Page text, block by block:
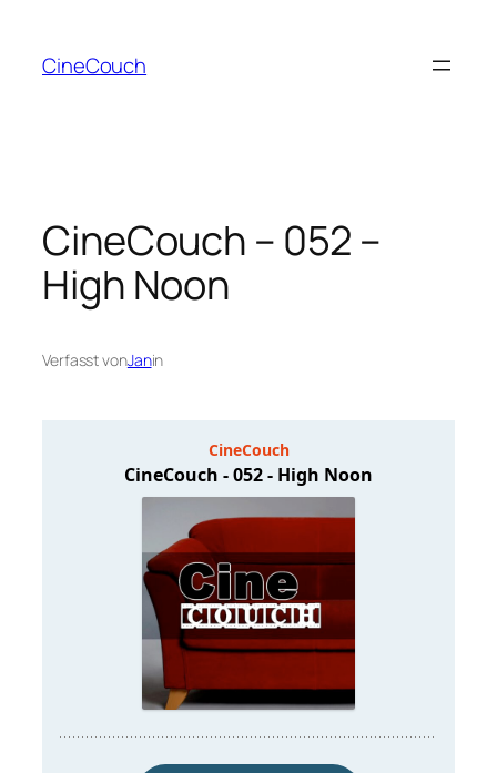
springen
CineCouch
CineCouch – 052 –
High Noon
Verfasst vonJanin